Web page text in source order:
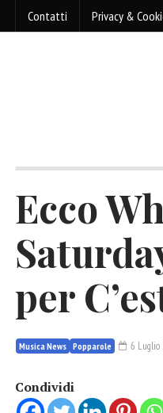
Contatti Privacy &
Ecco
per
Musica News Popparole 6 Luglio
Condividi